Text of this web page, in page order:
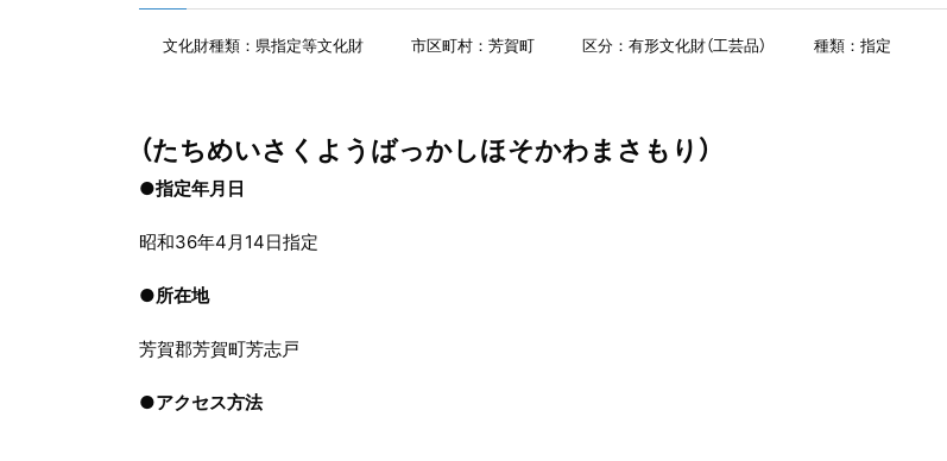
文化財種類：県指定等文化財 市区町村：芳賀町 区分：有形文化財（工芸品） 種類：指定
（たちめいさくようばっかしほそかわまさもり）
●指定年月日
昭和36年4月14日指定
●所在地
芳賀郡芳賀町芳志戸
●アクセス方法